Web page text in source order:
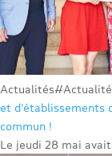
Actualités
et d’établissements
commun !
Le jeudi 28 mai